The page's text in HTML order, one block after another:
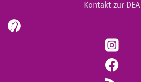
Kontakt zur DEA